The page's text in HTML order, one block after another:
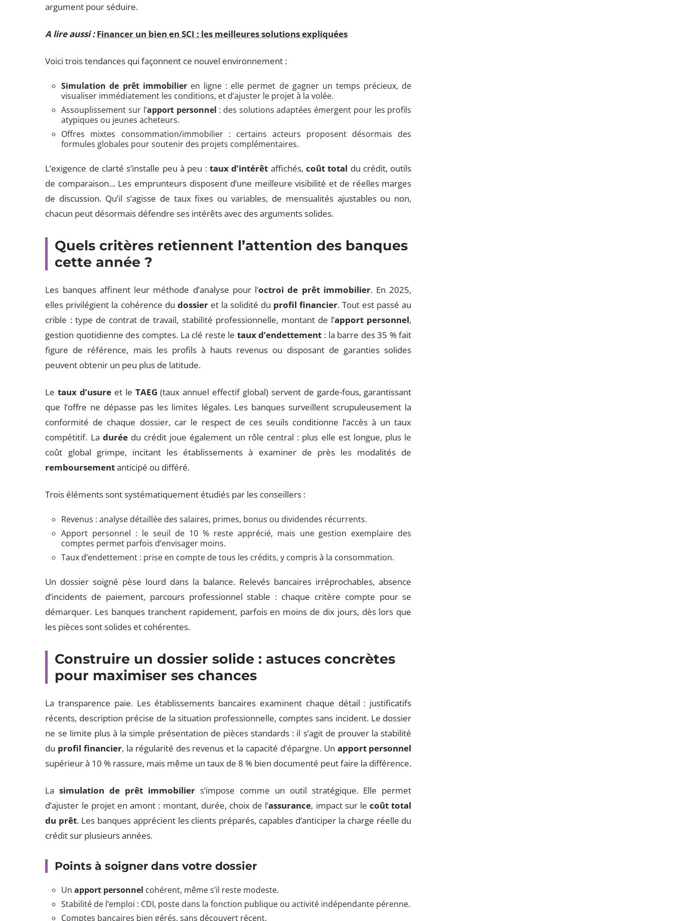
argument pour séduire.
A lire aussi : Financer un bien en SCI : les meilleures solutions expliquées
Voici trois tendances qui façonnent ce nouvel environnement :
Simulation de prêt immobilieren ligne : elle permet de gagner un temps précieux, de
visualiser immédiatement les conditions, et d’ajuster le projet à la volée.
Assouplissement sur l’apport personnel : des solutions adaptées émergent pour les profils
atypiques ou jeunes acheteurs.
Offres mixtes consommation/immobilier : certains acteurs proposent désormais des
formules globales pour soutenir des projets complémentaires.
L’exigence de clarté s’installe peu à peu :taux d’intérêt affichés,coût total du crédit, outils
de comparaison… Les emprunteurs disposent d’une meilleure visibilité et de réelles marges
de discussion. Qu’il s’agisse de taux fixes ou variables, de mensualités ajustables ou non,
chacun peut désormais défendre ses intérêts avec des arguments solides.
Quels critères retiennent l’attention des banques
cette année ?
Les banques affinent leur méthode d’analyse pour l’octroi de prêt immobilier. En 2025,
elles privilégient la cohérence du dossieret la solidité du profil financier. Tout est passé au
crible : type de contrat de travail, stabilité professionnelle, montant de l’apport personnel,
gestion quotidienne des comptes. La clé reste le taux d’endettement : la barre des 35 % fait
figure de référence, mais les profils à hauts revenus ou disposant de garanties solides
peuvent obtenir un peu plus de latitude.
Letaux d’usure et le TAEG (taux annuel effectif global) servent de garde-fous, garantissant
que l’offre ne dépasse pas les limites légales. Les banques surveillent scrupuleusement la
conformité de chaque dossier, car le respect de ces seuils conditionne l’accès à un taux
compétitif. La duréedu crédit joue également un rôle central : plus elle est longue, plus le
coût global grimpe, incitant les établissements à examiner de près les modalités de
remboursementanticipé ou différé.
Trois éléments sont systématiquement étudiés par les conseillers :
Revenus : analyse détaillée des salaires, primes, bonus ou dividendes récurrents.
Apport personnel : le seuil de 10 % reste apprécié, mais une gestion exemplaire des
comptes permet parfois d’envisager moins.
Taux d’endettement : prise en compte de tous les crédits, y compris à la consommation.
Un dossier soigné pèse lourd dans la balance. Relevés bancaires irréprochables, absence
d’incidents de paiement, parcours professionnel stable : chaque critère compte pour se
démarquer. Les banques tranchent rapidement, parfois en moins de dix jours, dès lors que
les pièces sont solides et cohérentes.
Construire un dossier solide : astuces concrètes
pour maximiser ses chances
La transparence paie. Les établissements bancaires examinent chaque détail : justificatifs
récents, description précise de la situation professionnelle, comptes sans incident. Le dossier
ne se limite plus à la simple présentation de pièces standards : il s’agit de prouver la stabilité
du profil financier, la régularité des revenus et la capacité d’épargne. Un apport personnel
supérieur à 10 % rassure, mais même un taux de 8 % bien documenté peut faire la différence.
Lasimulation de prêt immobilier s’impose comme un outil stratégique. Elle permet
d’ajuster le projet en amont : montant, durée, choix de l’assurance, impact sur lecoût total
du prêt. Les banques apprécient les clients préparés, capables d’anticiper la charge réelle du
crédit sur plusieurs années.
Points à soigner dans votre dossier
Unapport personnel cohérent, même s’il reste modeste.
Stabilité de l’emploi : CDI, poste dans la fonction publique ou activité indépendante pérenne.
Comptes bancaires bien gérés, sans découvert récent.